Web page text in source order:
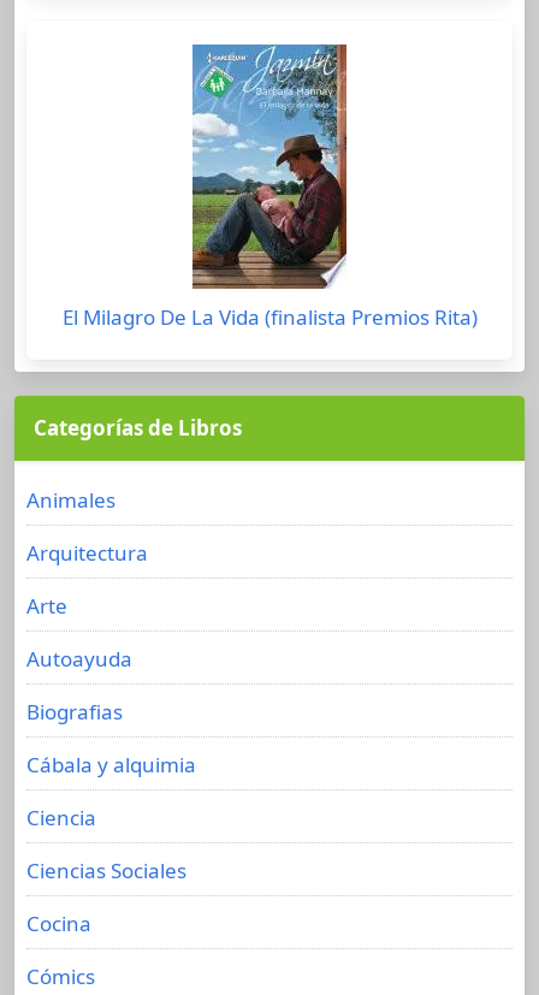
El Milagro De La Vida (finalista Premios Rita)
Categorías de Libros
Animales
Arquitectura
Arte
Autoayuda
Biografias
Cábala y alquimia
Ciencia
Ciencias Sociales
Cocina
Cómics